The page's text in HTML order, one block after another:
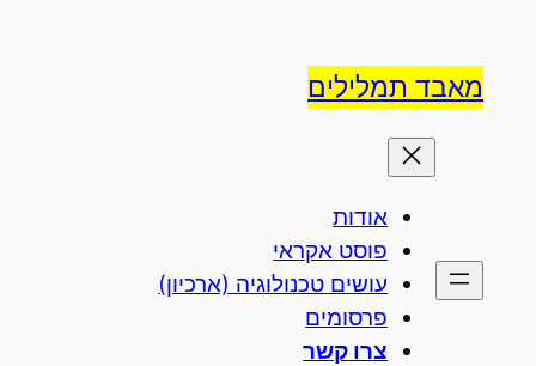
מאבד תמלילים
אודות
פוסט אקראי
עושים טכנולוגיה (ארכיון)
פרסומים
צרו קשר